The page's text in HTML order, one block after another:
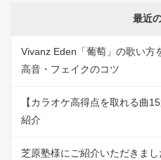
最近
Vivanz Eden「葡萄」の歌い方
高音・フェイクのコツ
【カラオケ高得点を取れる曲
紹介
芝原塾様にご紹介いただきまし